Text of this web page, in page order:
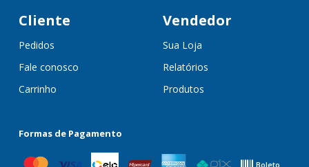
Cliente
Pedidos
Fale conosco
Carrinho
Vendedor
Sua Loja
Relatórios
Produtos
Formas de Pagamento
Boleto